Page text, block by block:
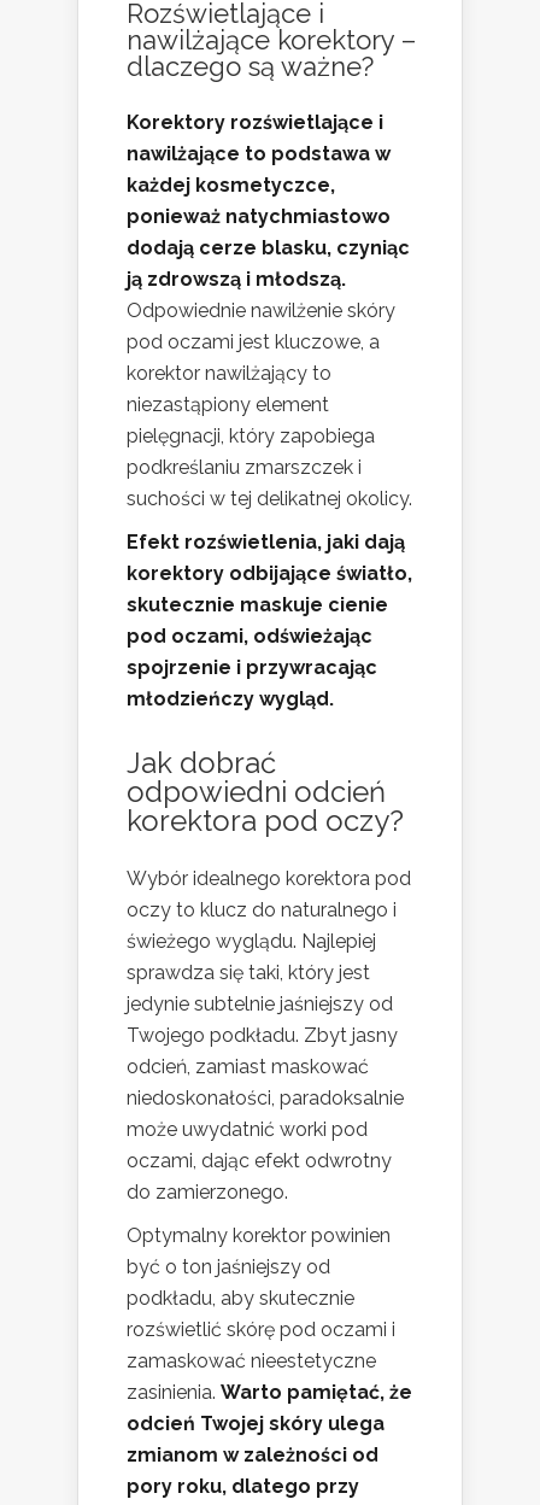
Rozświetlające i
nawilżające korektory –
dlaczego są ważne?
Korektory rozświetlające i
nawilżające to podstawa w
każdej kosmetyczce,
ponieważ natychmiastowo
dodają cerze blasku, czyniąc
ją zdrowszą i młodszą.
Odpowiednie nawilżenie skóry
pod oczami jest kluczowe, a
korektor nawilżający to
niezastąpiony element
pielęgnacji, który zapobiega
podkreślaniu zmarszczek i
suchości w tej delikatnej okolicy.
Efekt rozświetlenia, jaki dają
korektory odbijające światło,
skutecznie maskuje cienie
pod oczami, odświeżając
spojrzenie i przywracając
młodzieńczy wygląd.
Jak dobrać
odpowiedni odcień
korektora pod oczy?
Wybór idealnego korektora pod
oczy to klucz do naturalnego i
świeżego wyglądu. Najlepiej
sprawdza się taki, który jest
jedynie subtelnie jaśniejszy od
Twojego podkładu. Zbyt jasny
odcień, zamiast maskować
niedoskonałości, paradoksalnie
może uwydatnić worki pod
oczami, dając efekt odwrotny
do zamierzonego.
Optymalny korektor powinien
być o ton jaśniejszy od
podkładu, aby skutecznie
rozświetlić skórę pod oczami i
zamaskować nieestetyczne
zasinienia. Warto pamiętać, że
odcień Twojej skóry ulega
zmianom w zależności od
pory roku, dlatego przy